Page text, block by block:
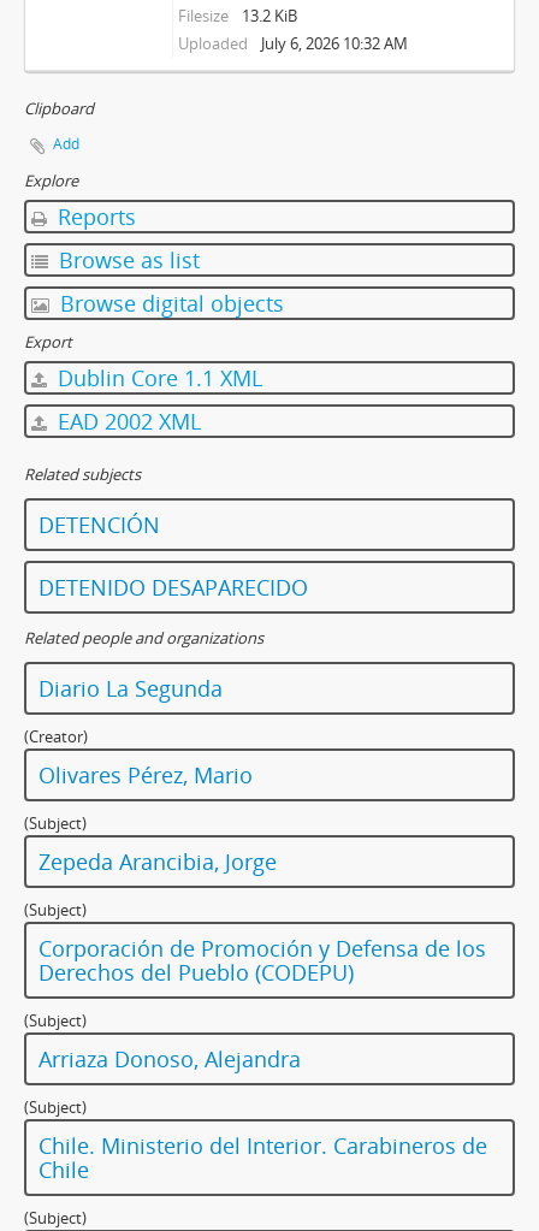
Filesize
13.2 KiB
Uploaded
July 6, 2026 10:32 AM
Clipboard
Add
Explore
Reports
Browse as list
Browse digital objects
Export
Dublin Core 1.1 XML
EAD 2002 XML
Related subjects
DETENCIÓN
DETENIDO DESAPARECIDO
Related people and organizations
Diario La Segunda
(Creator)
Olivares Pérez, Mario
(Subject)
Zepeda Arancibia, Jorge
(Subject)
Corporación de Promoción y Defensa de los
Derechos del Pueblo (CODEPU)
(Subject)
Arriaza Donoso, Alejandra
(Subject)
Chile. Ministerio del Interior. Carabineros de
Chile
(Subject)